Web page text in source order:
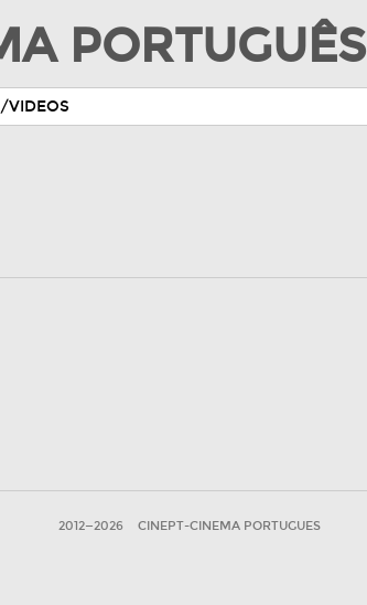
PORTUGUÊS
VIDEOS
2012—2026 CINEPT-CINEMA PORTUGUES